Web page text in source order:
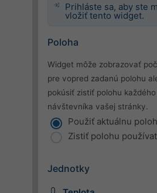
Prihláste sa, aby ste
vložiť tento widget.
Poloha
Widget môže zobrazovať
pre vopred zadanú polohu
pokúsiť zistiť polohu každého
návštevníka vašej stránky.
Použiť aktuálnu
Zistiť polohu
Jednotky